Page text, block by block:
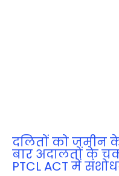
दलितों को जमीन
बार अदालतों के
PTCL ACT में